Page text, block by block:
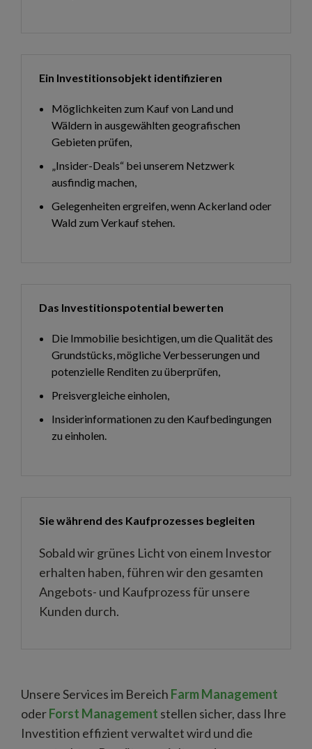
Ein Investitionsobjekt identifizieren
Möglichkeiten zum Kauf von Land und
Wäldern in ausgewählten geografischen
Gebieten prüfen,
„Insider-Deals“ bei unserem Netzwerk
ausfindig machen,
Gelegenheiten ergreifen, wenn Ackerland oder
Wald zum Verkauf stehen.
Das Investitionspotential bewerten
Die Immobilie besichtigen, um die Qualität des
Grundstücks, mögliche Verbesserungen und
potenzielle Renditen zu überprüfen,
Preisvergleiche einholen,
Insiderinformationen zu den Kaufbedingungen
zu einholen.
Sie während des Kaufprozesses begleiten
Sobald wir grünes Licht von einem Investor
erhalten haben, führen wir den gesamten
Angebots- und Kaufprozess für unsere
Kunden durch.
Unsere Services im Bereich Farm Management
oderForst Management stellen sicher, dass Ihre
Investition effizient verwaltet wird und die